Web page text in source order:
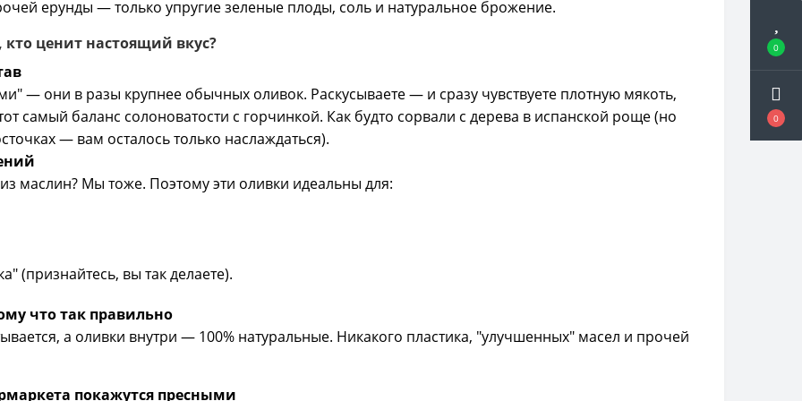
0
0
ерунды — только упругие зеленые плоды, соль и натуральное брожение.
ценит настоящий вкус?
— они в разы крупнее обычных оливок. Раскусываете — и сразу чувствуете плотную мякоть,
самый баланс солоноватости с горчинкой. Как будто сорвали с дерева в испанской роще (но
— вам осталось только наслаждаться).
маслин? Мы тоже. Поэтому эти оливки идеальны для:
(признайтесь, вы так делаете).
что так правильно
а оливки внутри — 100% натуральные. Никакого пластика, "улучшенных" масел и прочей
покажутся пресными